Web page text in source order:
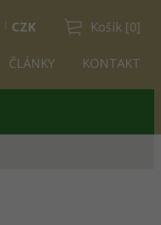
Košík [0]
CZK
ČLÁNKY KONTAKT